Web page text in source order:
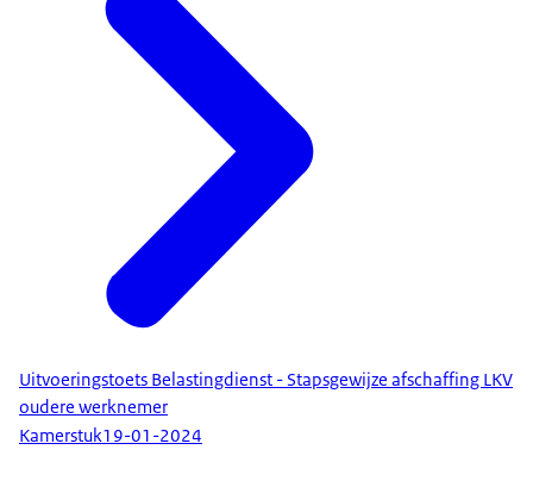
Uitvoeringstoets Belastingdienst - Stapsgewijze afschaffing LKV
oudere werknemer
Kamerstuk19-01-2024